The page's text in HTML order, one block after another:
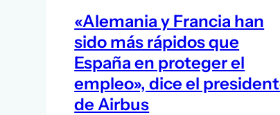
«Alemania y Francia han
sido más rápidos que
España en proteger el
empleo», dice el
de Airbus